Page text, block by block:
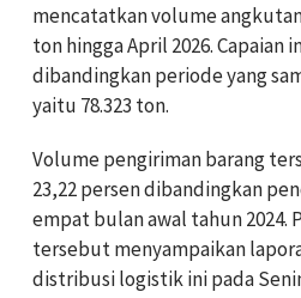
mencatatkan volume
ton hingga April 2026. Capaian
dibandingkan periode yang
yaitu 78.323 ton.
Volume pengiriman barang
23,22 persen dibandingkan
empat bulan awal tahun 2024.
tersebut menyampaikan
distribusi logistik ini pada